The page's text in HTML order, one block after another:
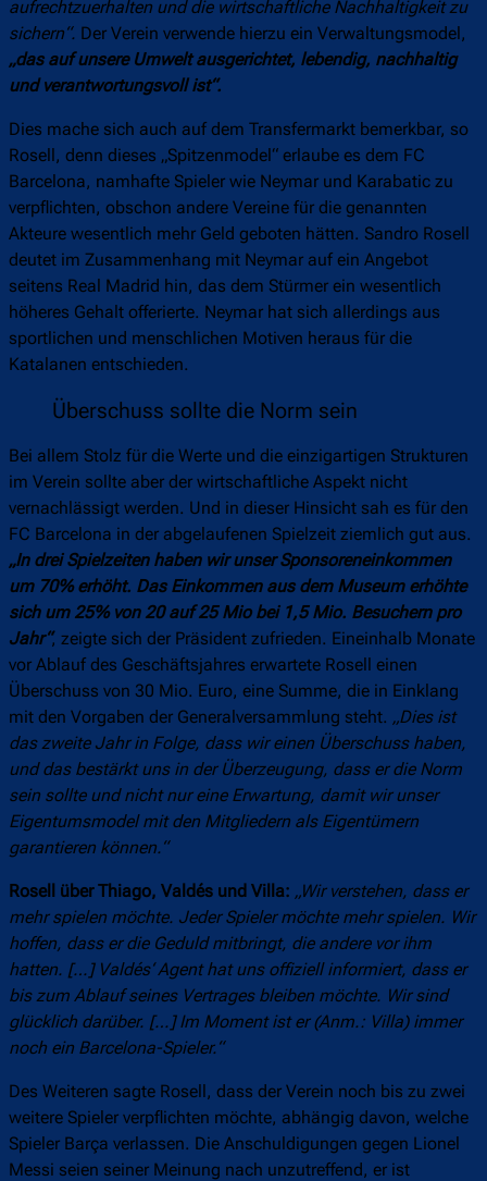
aufrechtzuerhalten und die wirtschaftliche Nachhaltigkeit zu
sichern“. Der Verein verwende hierzu ein Verwaltungsmodel,
„das auf unsere Umwelt ausgerichtet, lebendig, nachhaltig
und verantwortungsvoll ist“.
Dies mache sich auch auf dem Transfermarkt bemerkbar, so
Rosell, denn dieses „Spitzenmodel“ erlaube es dem FC
Barcelona, namhafte Spieler wie Neymar und Karabatic zu
verpflichten, obschon andere Vereine für die genannten
Akteure wesentlich mehr Geld geboten hätten. Sandro Rosell
deutet im Zusammenhang mit Neymar auf ein Angebot
seitens Real Madrid hin, das dem Stürmer ein wesentlich
höheres Gehalt offerierte. Neymar hat sich allerdings aus
sportlichen und menschlichen Motiven heraus für die
Katalanen entschieden.
Überschuss sollte die Norm sein
Bei allem Stolz für die Werte und die einzigartigen Strukturen
im Verein sollte aber der wirtschaftliche Aspekt nicht
vernachlässigt werden. Und in dieser Hinsicht sah es für den
FC Barcelona in der abgelaufenen Spielzeit ziemlich gut aus.
„In drei Spielzeiten haben wir unser Sponsoreneinkommen
um 70% erhöht. Das Einkommen aus dem Museum erhöhte
sich um 25% von 20 auf 25 Mio bei 1,5 Mio. Besuchern pro
Jahr“, zeigte sich der Präsident zufrieden. Eineinhalb Monate
vor Ablauf des Geschäftsjahres erwartete Rosell einen
Überschuss von 30 Mio. Euro, eine Summe, die in Einklang
mit den Vorgaben der Generalversammlung steht. „Dies ist
das zweite Jahr in Folge, dass wir einen Überschuss haben,
und das bestärkt uns in der Überzeugung, dass er die Norm
sein sollte und nicht nur eine Erwartung, damit wir unser
Eigentumsmodel mit den Mitgliedern als Eigentümern
garantieren können.“
Rosell über Thiago, Valdés und Villa: „Wir verstehen, dass er
mehr spielen möchte. Jeder Spieler möchte mehr spielen. Wir
hoffen, dass er die Geduld mitbringt, die andere vor ihm
hatten. […] Valdés‘ Agent hat uns offiziell informiert, dass er
bis zum Ablauf seines Vertrages bleiben möchte. Wir sind
glücklich darüber. […] Im Moment ist er (Anm.: Villa) immer
noch ein Barcelona-Spieler.“
Des Weiteren sagte Rosell, dass der Verein noch bis zu zwei
weitere Spieler verpflichten möchte, abhängig davon, welche
Spieler Barça verlassen. Die Anschuldigungen gegen Lionel
Messi seien seiner Meinung nach unzutreffend, er ist